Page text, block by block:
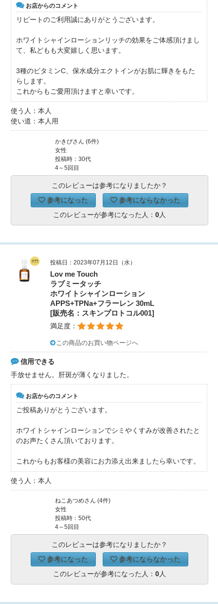
お店からのコメント
リピートのご利用誠にありがとうございます。
ホワイトシャインローションリッチの効果をご体感頂けまし
て、私どもも大変嬉しく思います。
3種のビタミンC、保水成分エクトインがお肌に輝きをもた
らします。
これからもご愛用頂けますと幸いです。
使う人：本人
使い道：本人用
かきぴさん (6件)
女性
投稿時：30代
4～5回目
このレビューは参考になりましたか？
参考になった
参考にならなかった
このレビューが参考になった人： 0人
投稿日：2023年07月12日（水）
Lov me Touch
ラブミータッチ
ホワイトシャインローション
APPS+TPNa+フラーレン 30mL
[販売名：スキンプロトコル001]
満足度：
この商品のお買い物ページへ
信用できる
手放せません。肝斑が薄くなりました。
お店からのコメント
ご投稿ありがとうございます。
ホワイトシャインローションでシミやくすみが改善されたと
のお声たくさん頂いております。
これからもお客様の美容にお力添え出来ましたら幸いです。
使う人：本人
ねこあつめさん (4件)
女性
投稿時：50代
4～5回目
このレビューは参考になりましたか？
参考になった
参考にならなかった
このレビューが参考になった人： 0人